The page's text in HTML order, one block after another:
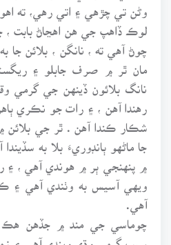
وڻن تي چڙهي ۽ اتي رهي، ته
لوڪ ڏاهپ جي هن اهڃاڻ بابت ،
چوڻ آهي ته ، نانگن ، بلائن
مان ٿر ۾ صرف جابلو ۽
نانگ بلائون ڏينهن جي گرمي
رهندا آهن ، ۽ رات جو نڪري
شڪار ڪندا آهن . ٿر جي بلائن
جا ماڻهو ٻانڊوريءَ بلا به
۾ پنهنجي ٻر ۾ هوندي آهي ، ۽
ويهي آسيس به وٺندي آهي ۽
آهي.
چوماسي جي مند ۾ جڏهن
سبب گرمي وڌي ويندي آهي ۽